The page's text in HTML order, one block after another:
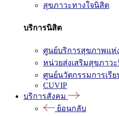
สุขภาวะทางใจนิสิต
บริการนิสิต
ศูนย์บริการสุขภาพแห่
หน่วยส่งเสริมสุขภาว
ศูนย์นวัตกรรมการเรีย
CUVIP
บริการสังคม
ย้อนกลับ